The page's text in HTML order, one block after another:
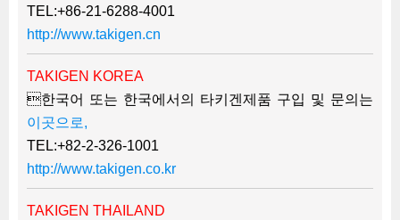
TEL:+86-21-6288-4001
http://www.takigen.cn
TAKIGEN KOREA
한국어 또는 한국에서의 타키겐제품 구입 및 문의는
이곳으로,
TEL:+82-2-326-1001
http://www.takigen.co.kr
TAKIGEN THAILAND